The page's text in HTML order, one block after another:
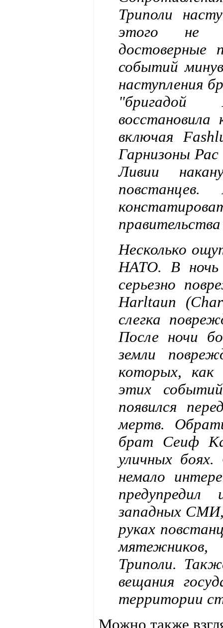
Триполи
этого не
достоверные
событий
наступления
"бригадой
включая
Гарнизоны
Ливии
Несколько
НАТО. В ночь
серьезно
Harltaun
слегка
После ночи
земли
которых, как
этих
появился
мертв.
брат Сеиф
уличных
немало
западных
руках
мятежников,
Триполи.
вещания
территории
Можно также